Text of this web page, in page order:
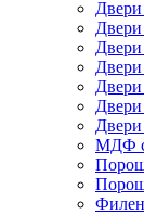
Двери
Двери
Двери
Двери
МДФ